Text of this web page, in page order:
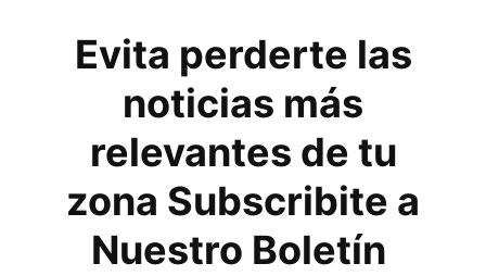
Evita perderte las
noticias más
relevantes de tu
zona Subscribite a
Nuestro Boletín